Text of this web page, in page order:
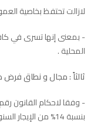
لازالت تحتفظ بخاصية
- بمعنى إنها تسرى في
المحلية .
ثالثاً : مجال و نطاق فرض
بنسبة 14% من الإيجار السنوي للأراضي .